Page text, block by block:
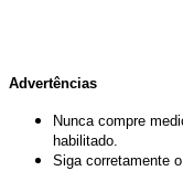
Advertências
Nunca compre
habilitado.
Siga corretamente